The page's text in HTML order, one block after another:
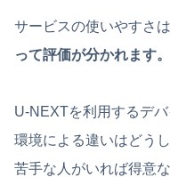
サービスの使いやすさ
って評価が分かれます。
U-NEXTを利用するデ
環境による違いはどう
苦手な人がいれば得意